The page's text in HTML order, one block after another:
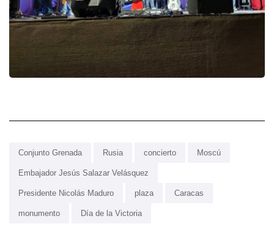
Conjunto Grenada Rusia concierto Moscú
Embajador Jesús Salazar Velásquez
Presidente Nicolás Maduro plaza Caracas
monumento Día de la Victoria